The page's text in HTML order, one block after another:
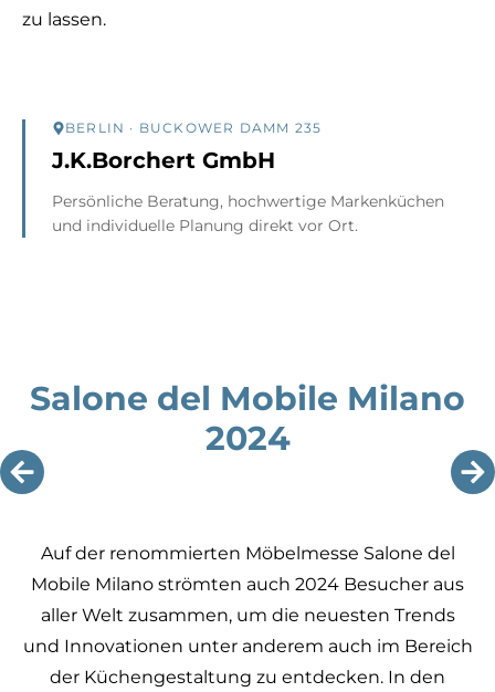
zu lassen.
BERLIN · BUCKOWER DAMM 235
J.K.Borchert GmbH
Persönliche Beratung, hochwertige Markenküchen
und individuelle Planung direkt vor Ort.
Salone del Mobile Milano
2024
Auf der renommierten Möbelmesse Salone del
Mobile Milano strömten auch 2024 Besucher aus
aller Welt zusammen, um die neuesten Trends
und Innovationen unter anderem auch im Bereich
der Küchengestaltung zu entdecken. In den